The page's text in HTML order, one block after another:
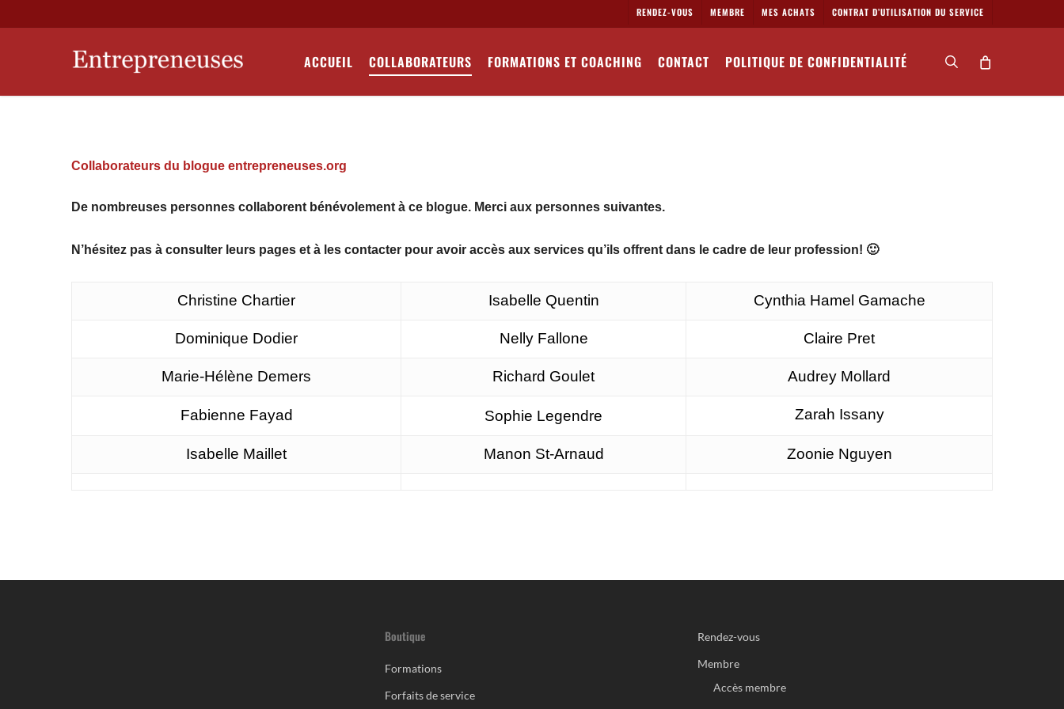
to
RENDEZ-VOUS MEMBRE MES ACHATS CONTRAT D’UTILISATION DU SERVICE
ACCUEIL COLLABORATEURS FORMATIONS ET COACHING CONTACT POLITIQUE DE CONFIDENTIALITÉ search
Collaborateurs du blogue entrepreneuses.org
De nombreuses personnes collaborent bénévolement à ce blogue. Merci aux personnes suivantes.
N’hésitez pas à consulter leurs pages et à les contacter pour avoir accès aux services qu’ils offrent dans le cadre de leur profession! 🙂
Christine Chartier Isabelle Quentin Cynthia Hamel Gamache
Dominique Dodier Nelly Fallone Claire Pret
Marie-Hélène Demers Richard Goulet Audrey Mollard
Fabienne Fayad Sophie Legendre Zarah Issany
Isabelle Maillet Manon St-Arnaud Zoonie Nguyen
Boutique
Formations
Forfaits de service
Rendez-vous
Membre
Accès membre